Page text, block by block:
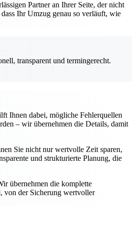
Partner an Ihrer Seite, der nicht
Ihr Umzug genau so verläuft, wie
transparent und termingerecht.
Ihnen dabei, mögliche Fehlerquellen
– wir übernehmen die Details, damit
Sie nicht nur wertvolle Zeit sparen,
und strukturierte Planung, die
übernehmen die komplette
von der Sicherung wertvoller